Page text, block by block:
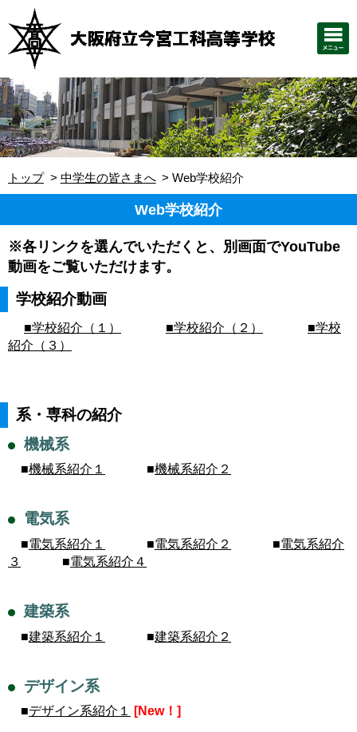
トップ 中学生の皆さまへ Web学校紹介
Web学校紹介
※各リンクを選んでいただくと、別画面でYouTube
動画をご覧いただけます。
学校紹介動画
■学校紹介（１） ■学校紹介（２）
■学校
紹介（３）
系・専科の紹介
機械系
■機械系紹介１ ■機械系紹介２
電気系
■電気系紹介１ ■電気系紹介２ ■電気系紹介
３
■電気系紹介４
建築系
■建築系紹介１ ■建築系紹介２
デザイン系
■デザイン系紹介１ [New！]